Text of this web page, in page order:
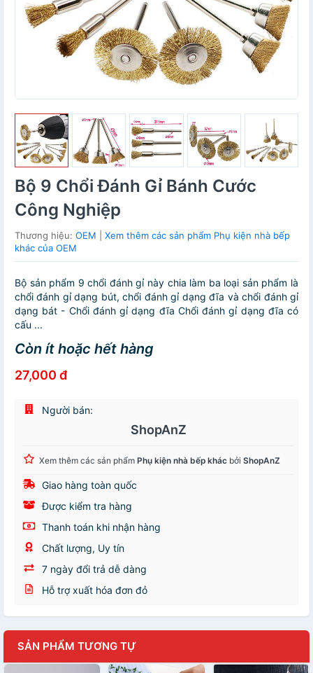
Bộ 9 Chổi Đánh Gỉ Bánh Cước
Công Nghiệp
Thương hiệu: OEM
Xem thêm các sản phẩm Phụ kiện nhà bếp
khác của OEM
Bộ sản phẩm 9 chổi đánh gỉ này chia làm ba loại sản phẩm là
chổi đánh gỉ dạng bút, chổi đánh gỉ dạng đĩa và chổi đánh gỉ
dạng bát - Chổi đánh gỉ dạng đĩa Chổi đánh gỉ dạng đĩa có
cấu ...
Còn ít hoặc hết hàng
27,000 đ
Người bán:
ShopAnZ
Xem thêm các sản phẩm Phụ kiện nhà bếp khác bởi ShopAnZ
Giao hàng toàn quốc
Được kiểm tra hàng
Thanh toán khi nhận hàng
Chất lượng, Uy tín
7 ngày đổi trả dễ dàng
Hỗ trợ xuất hóa đơn đỏ
SẢN PHẨM TƯƠNG TỰ